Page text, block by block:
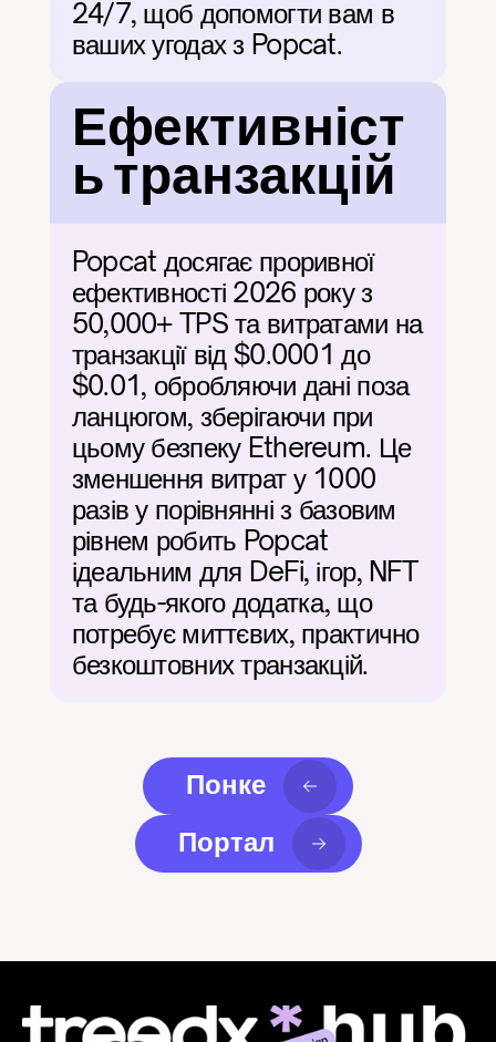
24/7, щоб допомогти вам в
ваших угодах з Popcat.
Ефективніст
ь транзакцій
Popcat досягає проривної
ефективності 2026 року з
50,000+ TPS та витратами на
транзакції від $0.0001 до
$0.01, обробляючи дані поза
ланцюгом, зберігаючи при
цьому безпеку Ethereum. Це
зменшення витрат у 1000
разів у порівнянні з базовим
рівнем робить Popcat
ідеальним для DeFi, ігор, NFT
та будь-якого додатка, що
потребує миттєвих, практично
безкоштовних транзакцій.
Понке
Портал